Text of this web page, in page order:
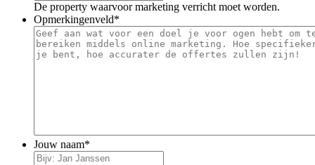
De property waarvoor marketing verricht moet worden.
Opmerkingenveld*
Jouw naam*